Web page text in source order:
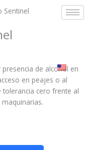
Sentinel
de alcohol en
en peajes o al
cero frente al